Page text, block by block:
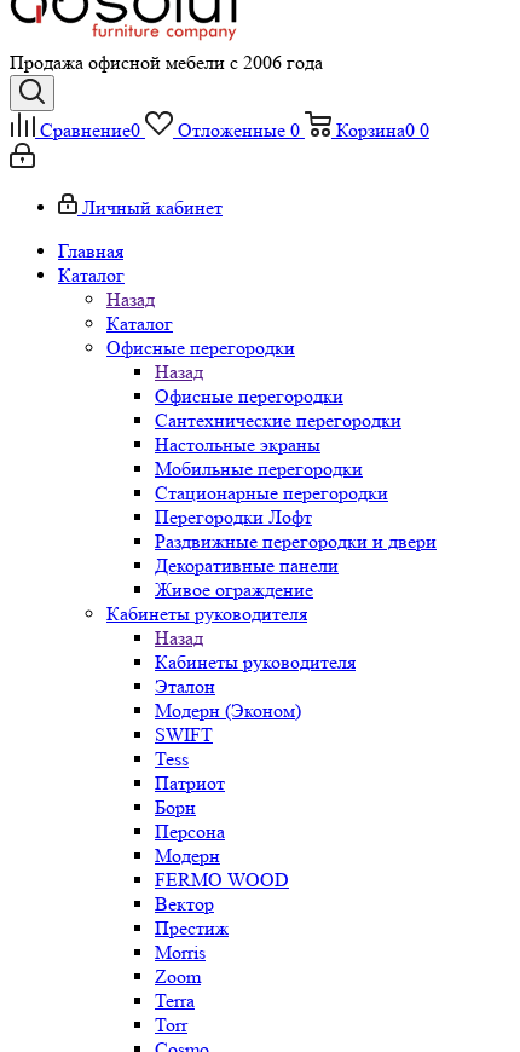
Продажа офисной мебели с 2006 года
Сравнение0 Отложенные 0 Корзина0 0
Личный кабинет
Главная
Каталог
Назад
Каталог
Офисные перегородки
Назад
Офисные перегородки
Сантехнические перегородки
Настольные экраны
Мобильные перегородки
Стационарные перегородки
Перегородки Лофт
Раздвижные перегородки и двери
Декоративные панели
Живое ограждение
Кабинеты руководителя
Назад
Кабинеты руководителя
Эталон
Модерн (Эконом)
SWIFT
Tess
Патриот
Борн
Персона
Модерн
FERMO WOOD
Вектор
Престиж
Morris
Zoom
Terra
Torr